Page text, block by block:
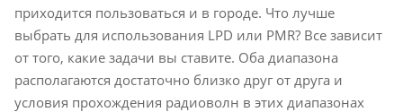
приходится пользоваться и в городе. Что лучше
выбрать для использования LPD или PMR? Все зависит
от того, какие задачи вы ставите. Оба диапазона
располагаются достаточно близко друг от друга и
условия прохождения радиоволн в этих диапазонах